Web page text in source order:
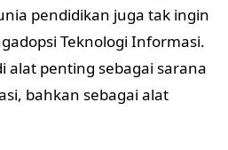
pendidikan juga tak ingin
Teknologi Informasi.
alat penting sebagai sarana
bahkan sebagai alat